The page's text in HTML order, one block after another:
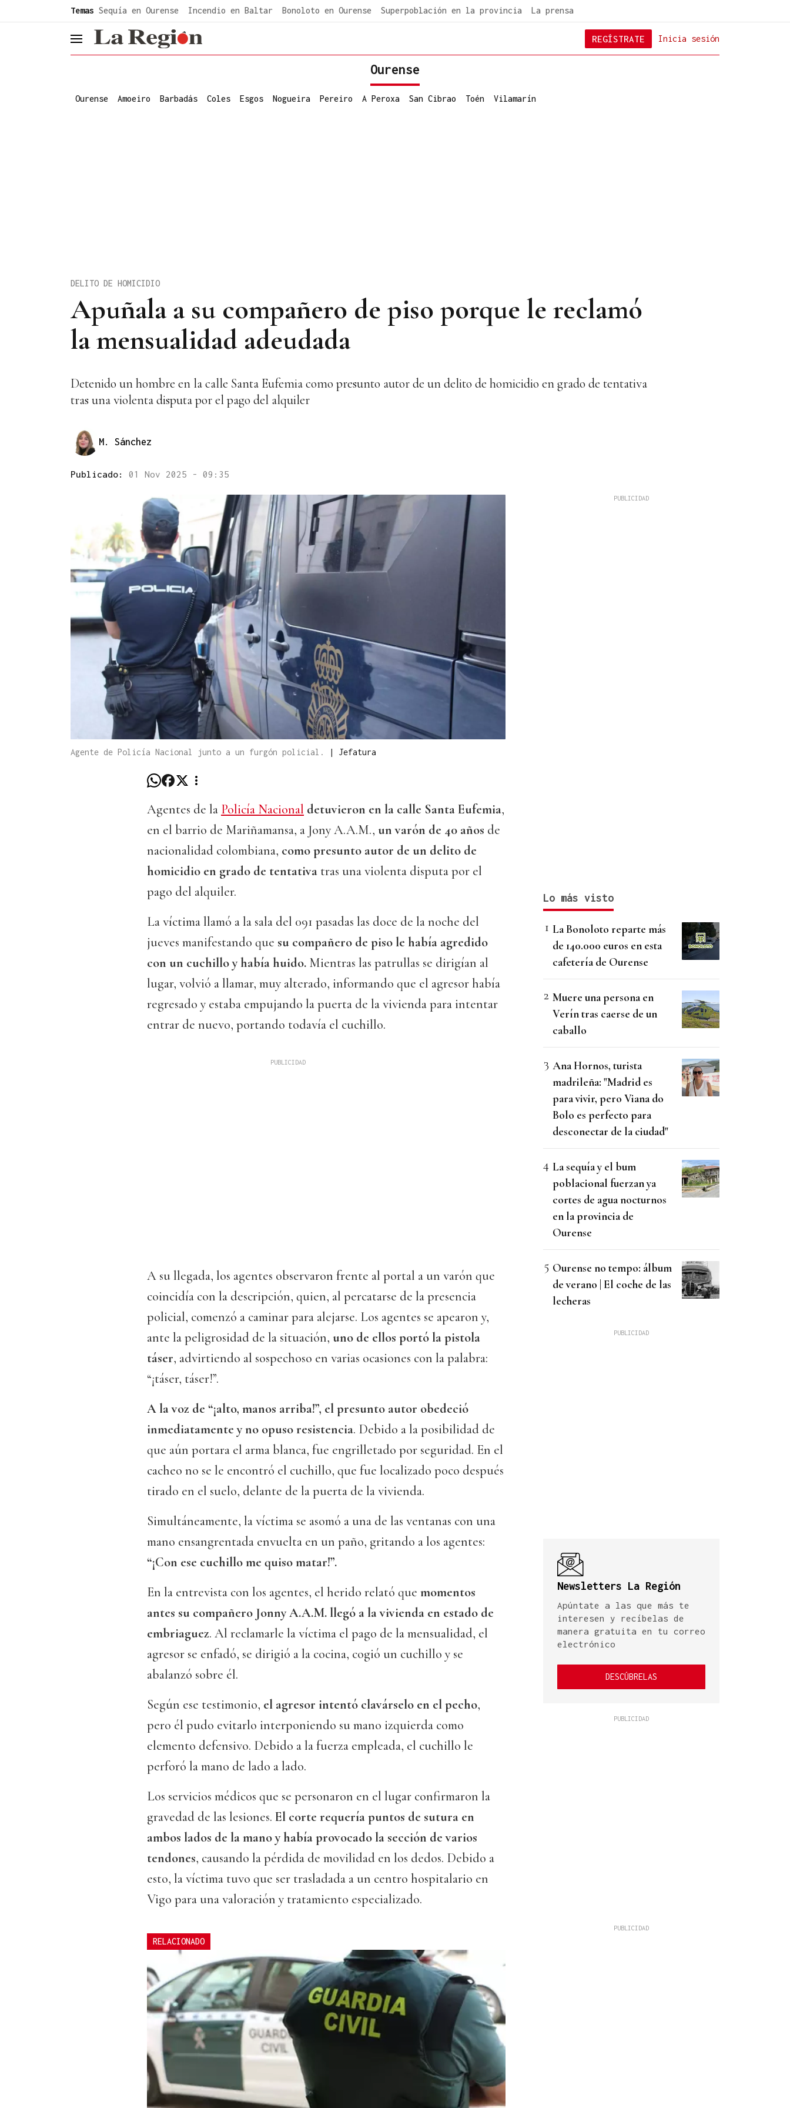
Temas Sequía en Ourense Incendio en Baltar Bonoloto en Ourense Superpoblación en la provincia La prensa
header.menu.open Inicia sesión
REGÍSTRATE
Ourense
Ourense Amoeiro Barbadás Coles Esgos Nogueira Pereiro A Peroxa San Cibrao Toén Vilamarín
Apuñala a su compañero de piso porque le reclamó
la mensualidad adeudada
DELITO DE HOMICIDIO
Detenido un hombre en la calle Santa Eufemia como presunto autor de un delito de homicidio en grado de tentativa
tras una violenta disputa por el pago del alquiler
M. Sánchez
Publicado: 01 Nov 2025 - 09:35
Agente de Policía Nacional junto a un furgón policial. | Jefatura
Agentes de la Policía Nacional detuvieron en la calle Santa Eufemia,
en el barrio de Mariñamansa, a Jony A.A.M., un varón de 40 años de
nacionalidad colombiana, como presunto autor de un delito de
homicidio en grado de tentativa tras una violenta disputa por el
pago del alquiler.
La víctima llamó a la sala del 091 pasadas las doce de la noche del
jueves manifestando que su compañero de piso le había agredido
con un cuchillo y había huido. Mientras las patrullas se dirigían al
lugar, volvió a llamar, muy alterado, informando que el agresor había
regresado y estaba empujando la puerta de la vivienda para intentar
entrar de nuevo, portando todavía el cuchillo.
A su llegada, los agentes observaron frente al portal a un varón que
coincidía con la descripción, quien, al percatarse de la presencia
policial, comenzó a caminar para alejarse. Los agentes se apearon y,
ante la peligrosidad de la situación, uno de ellos portó la pistola
táser, advirtiendo al sospechoso en varias ocasiones con la palabra:
“¡táser, táser!”.
A la voz de “¡alto, manos arriba!”, el presunto autor obedeció
inmediatamente y no opuso resistencia. Debido a la posibilidad de
que aún portara el arma blanca, fue engrilletado por seguridad. En el
cacheo no se le encontró el cuchillo, que fue localizado poco después
tirado en el suelo, delante de la puerta de la vivienda.
Simultáneamente, la víctima se asomó a una de las ventanas con una
mano ensangrentada envuelta en un paño, gritando a los agentes:
“¡Con ese cuchillo me quiso matar!”.
En la entrevista con los agentes, el herido relató que momentos
antes su compañero Jonny A.A.M. llegó a la vivienda en estado de
embriaguez. Al reclamarle la víctima el pago de la mensualidad, el
agresor se enfadó, se dirigió a la cocina, cogió un cuchillo y se
abalanzó sobre él.
Según ese testimonio, el agresor intentó clavárselo en el pecho,
pero él pudo evitarlo interponiendo su mano izquierda como
elemento defensivo. Debido a la fuerza empleada, el cuchillo le
perforó la mano de lado a lado.
Los servicios médicos que se personaron en el lugar confirmaron la
gravedad de las lesiones. El corte requería puntos de sutura en
ambos lados de la mano y había provocado la sección de varios
tendones, causando la pérdida de movilidad en los dedos. Debido a
esto, la víctima tuvo que ser trasladada a un centro hospitalario en
Vigo para una valoración y tratamiento especializado.
RELACIONADO
Lo más visto
La Bonoloto reparte más
de 140.000 euros en esta
cafetería de Ourense
Muere una persona en
Verín tras caerse de un
caballo
Ana Hornos, turista
madrileña: "Madrid es
para vivir, pero Viana do
Bolo es perfecto para
desconectar de la ciudad"
La sequía y el bum
poblacional fuerzan ya
cortes de agua nocturnos
en la provincia de
Ourense
Ourense no tempo: álbum
de verano | El coche de las
lecheras
Newsletters La Región
Apúntate a las que más te
interesen y recíbelas de
manera gratuita en tu correo
electrónico
DESCÚBRELAS